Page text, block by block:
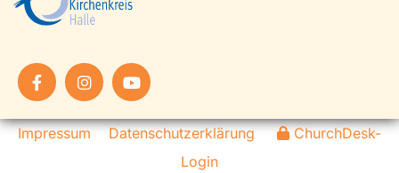
Impressum Datenschutzerklärung
ChurchDesk-
Login